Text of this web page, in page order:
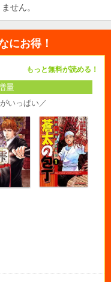
せん。
にお得！
もっと無料が読める！
量
いっぱい／